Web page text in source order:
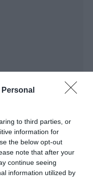
to third parties, or
information for
the below opt-out
note that after your
continue seeing
information utilized by